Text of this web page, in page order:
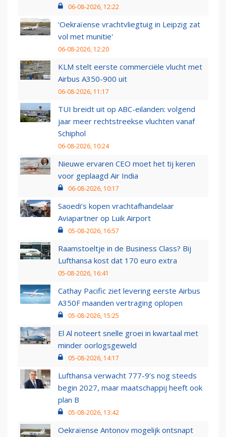
06-08-2026, 12:22
'Oekraïense vrachtvliegtuig in Leipzig zat
vol met munitie'
06-08-2026, 12:20
KLM stelt eerste commerciële vlucht met
Airbus A350-900 uit
06-08-2026, 11:17
TUI breidt uit op ABC-eilanden: volgend
jaar meer rechtstreekse vluchten vanaf
Schiphol
06-08-2026, 10:24
Nieuwe ervaren CEO moet het tij keren
voor geplaagd Air India
06-08-2026, 10:17
Saoedi’s kopen vrachtafhandelaar
Aviapartner op Luik Airport
05-08-2026, 16:57
Raamstoeltje in de Business Class? Bij
Lufthansa kost dat 170 euro extra
05-08-2026, 16:41
Cathay Pacific ziet levering eerste Airbus
A350F maanden vertraging oplopen
05-08-2026, 15:25
El Al noteert snelle groei in kwartaal met
minder oorlogsgeweld
05-08-2026, 14:17
Lufthansa verwacht 777-9’s nog steeds
begin 2027, maar maatschappij heeft ook
plan B
05-08-2026, 13:42
Oekraïense Antonov mogelijk ontsnapt